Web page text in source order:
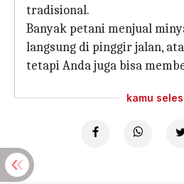
tradisional.
Banyak petani menjual
langsung di pinggir jalan,
tetapi Anda juga bisa
kamu